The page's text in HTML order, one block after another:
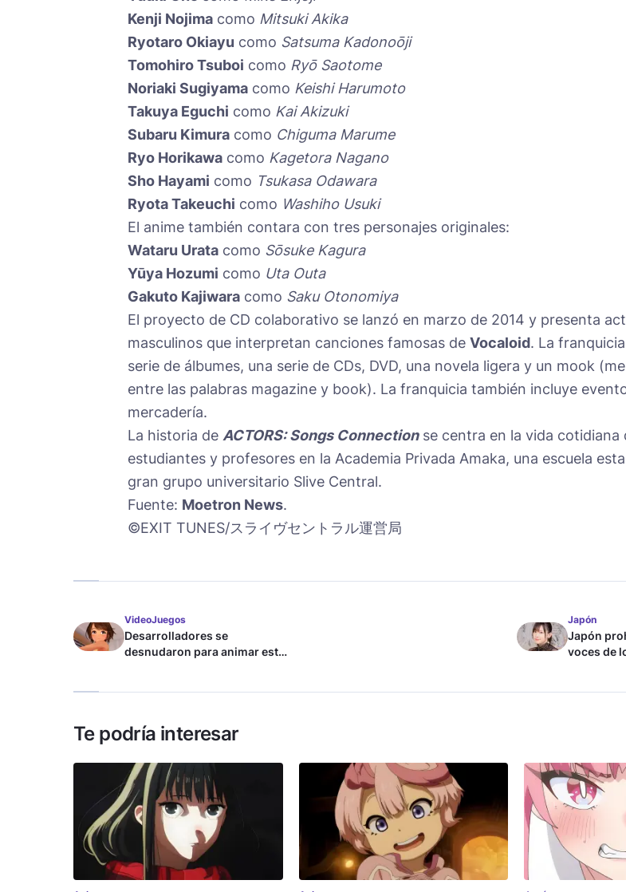
Kenji Nojima como Mitsuki Akika
Ryotaro Okiayu como Satsuma Kadonoōji
Tomohiro Tsuboi como Ryō Saotome
Noriaki Sugiyama como Keishi Harumoto
Takuya Eguchi como Kai Akizuki
Subaru Kimura como Chiguma Marume
Ryo Horikawa como Kagetora Nagano
Sho Hayami como Tsukasa Odawara
Ryota Takeuchi como Washiho Usuki
El anime también contara con tres personajes originales:
Wataru Urata como Sōsuke Kagura
Yūya Hozumi como Uta Outa
Gakuto Kajiwara como Saku Otonomiya
El proyecto de CD colaborativo se lanzó en marzo de 2014 y presenta
masculinos que interpretan canciones famosas de Vocaloid. La
serie de álbumes, una serie de CDs, DVD, una novela ligera y un mook
entre las palabras magazine y book). La franquicia también incluye
mercadería.
La historia de ACTORS: Songs Connectionse centra en la vida cotidiana
estudiantes y profesores en la Academia Privada Amaka, una escuela
gran grupo universitario Slive Central.
Fuente: Moetron News.
©EXIT TUNES/スライヴセントラル運営局
VideoJuegos
Desarrolladores se
desnudaron para animar este
Japón
Japón
voces de
Te podría interesar